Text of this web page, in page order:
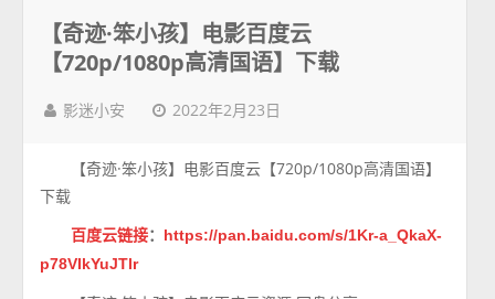
【奇迹·笨小孩】电影百度云
【720p/1080p高清国语】下载
影迷小安 2022年2月23日
【奇迹·笨小孩】电影百度云【720p/1080p高清国语】
下载
百度云链接：
https://pan.baidu.com/s/1Kr-a_QkaX-
p78VIkYuJTlr